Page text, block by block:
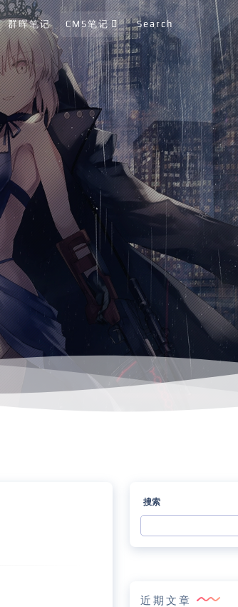
群晖笔记 CMS笔记 Search
搜索
近期文章